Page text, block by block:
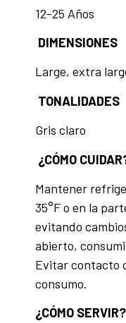
12-25 Años
DIMENSIONES
Large, extra
TONALIDADES
Gris claro
¿CÓMO
Mantener
35°F o en la
evitando
abierto,
Evitar contacto
consumo.
¿CÓMO SERVIR?